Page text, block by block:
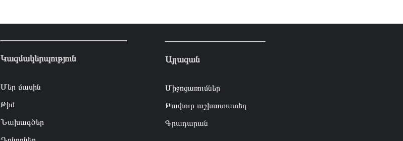
Կազմակերպություն
Մեր մասին
Թիմ
Նախագծեր
Այլազան
Միջոցառումներ
Թափուր աշխատատեղ
Գրադարան